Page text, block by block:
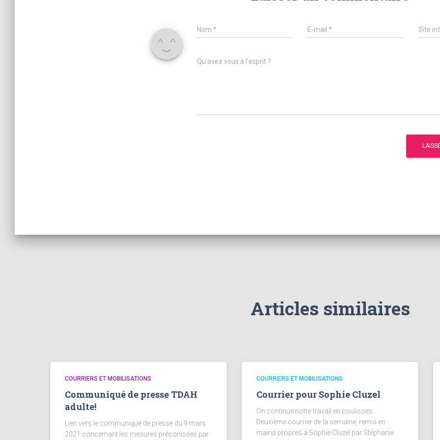
Nom * E-mail* Site
Qu’avez vous à l’esprit ?
Articles similaires
COURRIERS ET MOBILISATIONS
Communiqué de presse TDAH
adulte!
Lien vers le communiqué de presse du 9 mars
2021 concernant les mesures préconisées par
COURRIERS ET MOBILISATIONS
Courrier pour Sophie Cluzel
On continue notre travail en coulisses…
Deuxième courrier de la semaine, remis en
mains propres à Sophie Cluzel par Stéphanie